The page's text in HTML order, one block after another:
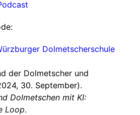
Dolmetscherschule
der Dolmetscher und
30. September).
Dolmetschen mit KI:
Loop.